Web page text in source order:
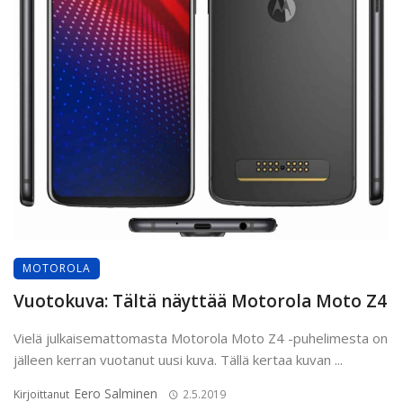
MOTOROLA
Vuotokuva: Tältä näyttää Motorola Moto Z4
Vielä julkaisemattomasta Motorola Moto Z4 -puhelimesta on
jälleen kerran vuotanut uusi kuva. Tällä kertaa kuvan ...
Kirjoittanut Eero Salminen 2.5.2019